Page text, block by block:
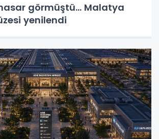
görmüştü... Malatya
yenilendi